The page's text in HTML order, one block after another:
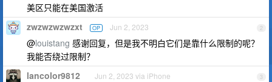
美区只能在美国激活
2
zwzwzwzwzxt OP Jun 2, 2023
@louistang 感谢回复，但是我不明白它们是靠什么限制的呢？
我能否绕过限制？
3
lancolor9812 Jun 2, 2023 via iPhone